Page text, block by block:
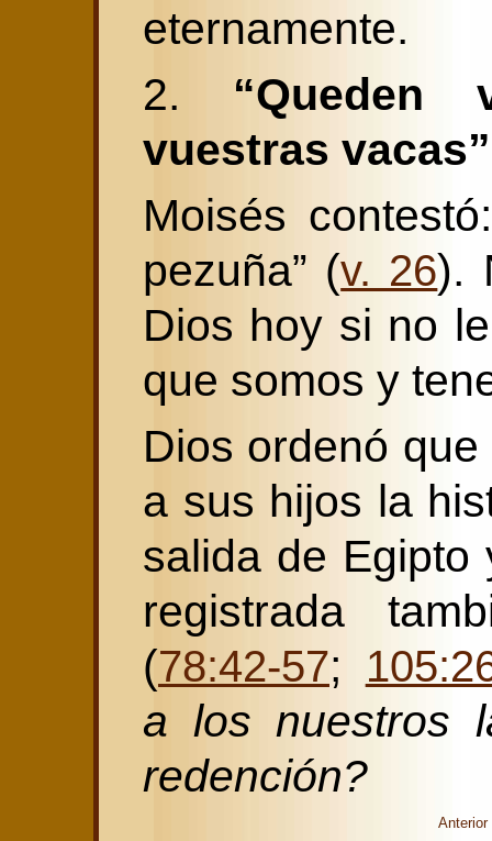
eternamente.
2. “Queden
vuestras vacas”
Moisés
pezuña” (v. 26).
Dios hoy si no
que somos y
Dios ordenó
a sus hijos la
salida de
registrada
(78:42-57;
a los nuestros
redención?
Anterior